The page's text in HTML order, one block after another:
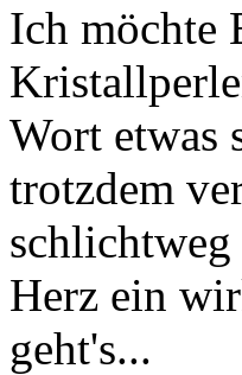
Ich möchte
Wort etwas
trotzdem
schlichtweg
Herz ein
geht's...